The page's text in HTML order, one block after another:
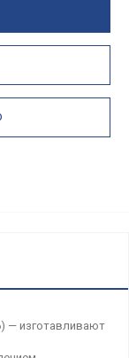
— изготавливают